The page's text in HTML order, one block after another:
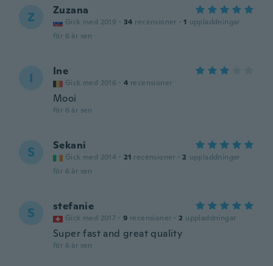
Z Zuzana
Gick med 2019 · 34 recensioner · 1 uppladdningar
för 6 år sen
I Ine
Gick med 2016 · 4 recensioner
Mooi
för 6 år sen
S Sekani
Gick med 2014 · 21 recensioner · 2 uppladdningar
för 6 år sen
S stefanie
Gick med 2017 · 9 recensioner · 2 uppladdningar
Super fast and great quality
för 6 år sen